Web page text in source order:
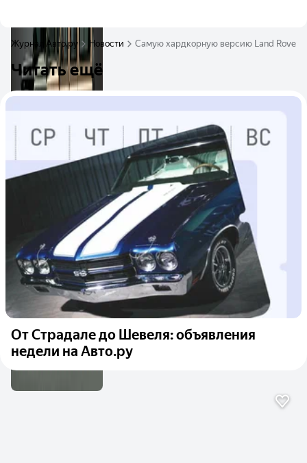
Журнал Авто.ру Новости Самую хардкорную версию Land Rover
Читать ещё
От Страдале до Шевеля: объявления
недели на Авто.ру